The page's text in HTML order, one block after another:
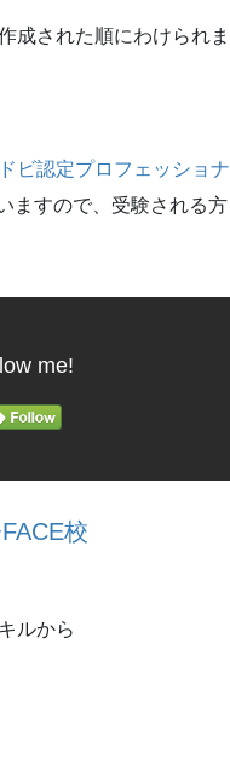
成された順にわけられま
ビ認定プロフェッショナ
ますので、受験される方
me!
校
ルから